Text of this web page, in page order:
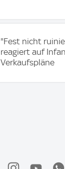
"Fest nicht
reagiert auf
Verkaufspläne